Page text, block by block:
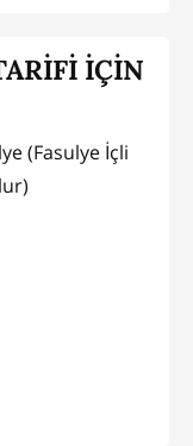
İÇİN
(Fasulye İçli